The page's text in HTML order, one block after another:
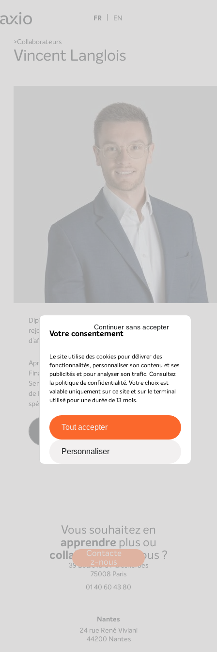
to
content
FR EN
Collaborateurs
Vincent Langlois
Diplômé du Master en Finance de l’ESSEC, Vincent a
rejoint l’équipe Axio Capital en qualité de Chargé
d’affaires senior en avril 2024.
Après des expériences en M&A (Pax Corporate
Finance, Banque Hottinguer) et en Transaction
Services (EY), Vincent a occupé durant 2 ans le poste
de Responsable d’Investissement dans une société
spécialisée dans la dette privée.
Contacter Vincent
Vous souhaitez en
apprendre plus ou
collaboreravec nous ?
Contacte
z-nous
Paris
39 Boulevard Malesherbes
75008 Paris
01 40 60 43 80
Nantes
24 rue René Viviani
44200 Nantes
Votre consentement
Le site utilise des cookies pour délivrer des
fonctionnalités, personnaliser son contenu et ses
publicités et pour analyser son trafic. Consultez
lapolitique de confidentialité. Votre choix est
valable uniquement sur ce site et sur le terminal
utilisé pour une durée de 13 mois.
Tout accepter
Personnaliser
Continuer sans accepter